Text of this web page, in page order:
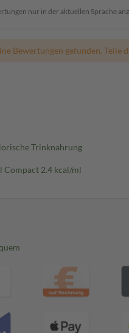
nur in der aktuellen Sprache
Bewertungen gefunden. Teile
Trinknahrung
Compact 2.4 kcal/ml